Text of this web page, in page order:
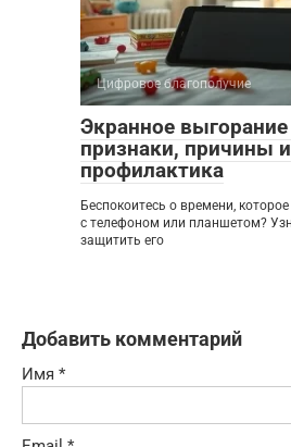
Цифровое благополучие
Экранное выгорание
признаки, причины и
профилактика
Беспокоитесь о времени,
с телефоном или планшетом?
защитить его
Добавить комментарий
Имя *